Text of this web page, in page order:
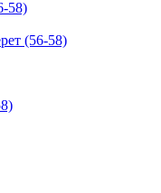
(56-58)